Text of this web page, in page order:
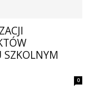
SZKOLNYM
0